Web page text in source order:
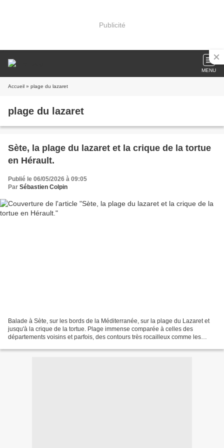
Publicité
MENU
Accueil » plage du lazaret
plage du lazaret
Sète, la plage du lazaret et la crique de la tortue
en Hérault.
Publié le 06/05/2026 à 09:05
Par Sébastien Colpin
Balade à Sète, sur les bords de la Méditerranée, sur la plage du Lazaret et
jusqu'à la crique de la tortue. Plage immense comparée à celles des
départements voisins et parfois, des contours très rocailleux comme les